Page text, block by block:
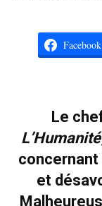
Facebook
Le
L’Humanité
et